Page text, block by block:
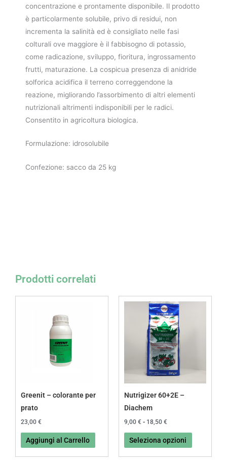
concentrazione e prontamente disponibile. Il prodotto
è particolarmente solubile, privo di residui, non
incrementa la salinità ed è consigliato nelle fasi
colturali ove maggiore è il fabbisogno di potassio,
come radicazione, sviluppo, fioritura, ingrossamento
frutti, maturazione. La cospicua presenza di anidride
solforica acidifica il terreno correggendone la
reazione, migliorando l’assorbimento di altri elementi
nutrizionali altrimenti indisponibili per le radici.
Consentito in agricoltura biologica.
Formulazione: idrosolubile
Confezione: sacco da 25 kg
Prodotti correlati
Greenit – colorante per
prato
23,00 €
Aggiungi al Carrello
Nutrigizer 60+2E –
Diachem
9,00 € - 18,50 €
Fascia
di
prezzo:
da
9,00 €
a
18,50 €
Seleziona opzioni
Questo